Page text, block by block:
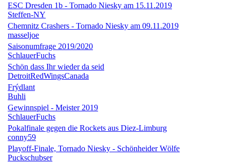
ESC Dresden 1b - Tornado Niesky am 15.11.2019
Steffen-NY
Chemnitz Crashers - Tornado Niesky am 09.11.2019
masseljoe
Saisonumfrage 2019/2020
SchlauerFuchs
Schön dass Ihr wieder da seid
DetroitRedWingsCanada
Frýdlant
Buhli
Gewinnspiel - Meister 2019
SchlauerFuchs
Pokalfinale gegen die Rockets aus Diez-Limburg
conny59
Playoff-Finale, Tornado Niesky - Schönheider Wölfe
Puckschubser